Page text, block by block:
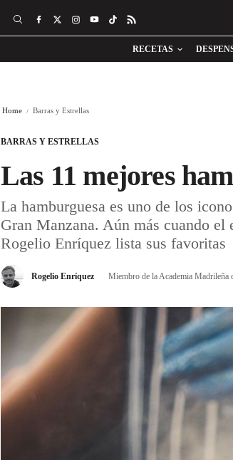
RECETAS
Home Barras y Estrellas
BARRAS Y ESTRELLAS
Las 11 mejores
La hamburguesa es uno de los
Gran Manzana. Aún más cuando
Rogelio Enríquez lista sus favoritas
Rogelio Enríquez Miembro de la Academia Madrileña